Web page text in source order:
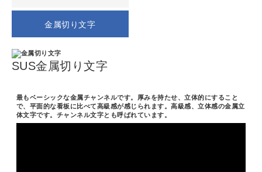
金属切り文字
SUS金属切り文字
最もベーシックな金属チャンネルです。厚みを持たせ、立体的にすること
で、平面的な看板に比べて高級感が感じられます。高級感、立体感の金属立
体文字です。チャンネル文字とも呼ばれています。